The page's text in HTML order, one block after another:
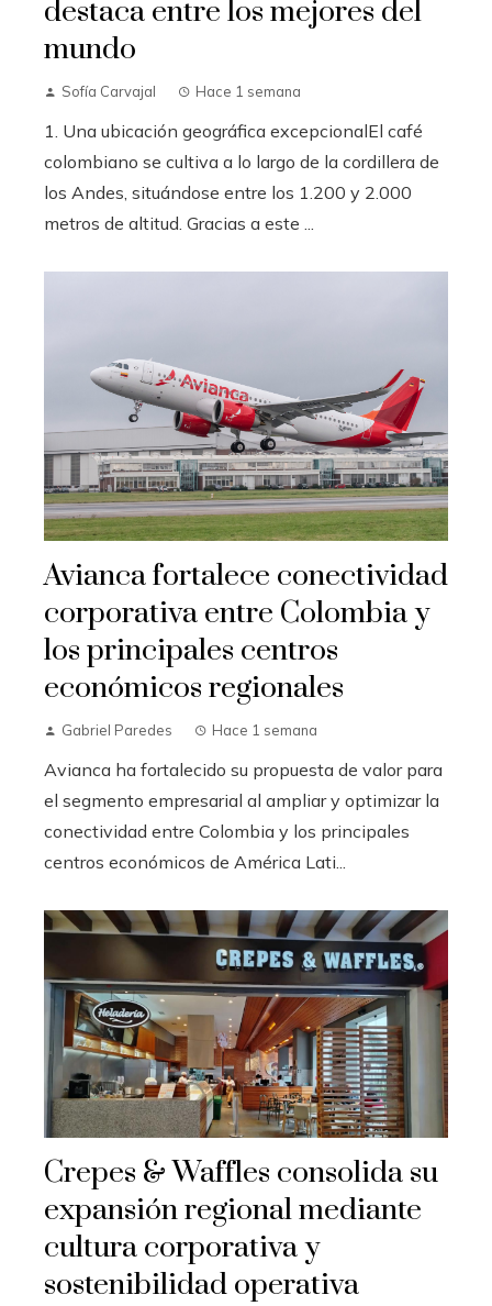
destaca entre los mejores del
mundo
Sofía Carvajal Hace 1 semana
1. Una ubicación geográfica excepcionalEl café
colombiano se cultiva a lo largo de la cordillera de
los Andes, situándose entre los 1.200 y 2.000
metros de altitud. Gracias a este ...
Avianca fortalece conectividad
corporativa entre Colombia y
los principales centros
económicos regionales
Gabriel Paredes Hace 1 semana
Avianca ha fortalecido su propuesta de valor para
el segmento empresarial al ampliar y optimizar la
conectividad entre Colombia y los principales
centros económicos de América Lati...
Crepes & Waffles consolida su
expansión regional mediante
cultura corporativa y
sostenibilidad operativa